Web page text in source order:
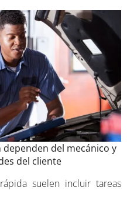
del mecánico y
del cliente
suelen incluir tareas